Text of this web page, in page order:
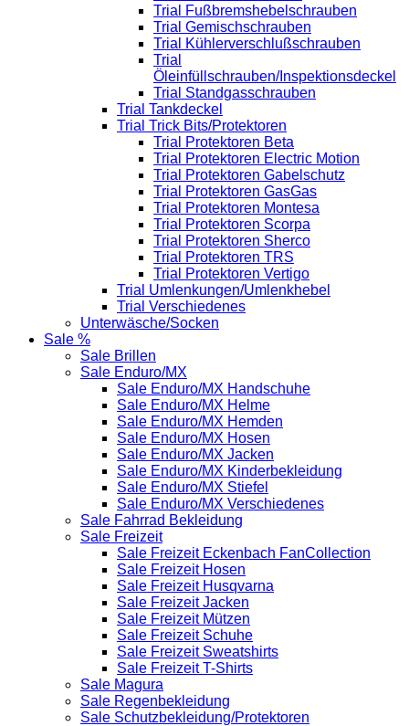
Trial Fußbremshebelschrauben
Trial Gemischschrauben
Trial Kühlerverschlußschrauben
Trial
Öleinfüllschrauben/Inspektionsdeckel
Trial Standgasschrauben
Trial Tankdeckel
Trial Trick Bits/Protektoren
Trial Protektoren Beta
Trial Protektoren Electric Motion
Trial Protektoren Gabelschutz
Trial Protektoren GasGas
Trial Protektoren Montesa
Trial Protektoren Scorpa
Trial Protektoren Sherco
Trial Protektoren TRS
Trial Protektoren Vertigo
Trial Umlenkungen/Umlenkhebel
Trial Verschiedenes
Unterwäsche/Socken
Sale %
Sale Brillen
Sale Enduro/MX
Sale Enduro/MX Handschuhe
Sale Enduro/MX Helme
Sale Enduro/MX Hemden
Sale Enduro/MX Hosen
Sale Enduro/MX Jacken
Sale Enduro/MX Kinderbekleidung
Sale Enduro/MX Stiefel
Sale Enduro/MX Verschiedenes
Sale Fahrrad Bekleidung
Sale Freizeit
Sale Freizeit Eckenbach FanCollection
Sale Freizeit Hosen
Sale Freizeit Husqvarna
Sale Freizeit Jacken
Sale Freizeit Mützen
Sale Freizeit Schuhe
Sale Freizeit Sweatshirts
Sale Freizeit T-Shirts
Sale Magura
Sale Regenbekleidung
Sale Schutzbekleidung/Protektoren